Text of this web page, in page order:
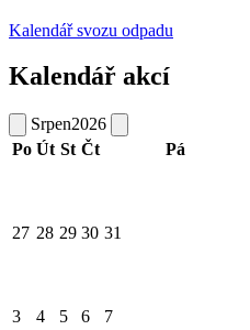
Kalendář svozu odpadu
Kalendář akcí
Srpen2026
Po Út St Čt Pá
27 28 29 30 31
3 4 5 6 7